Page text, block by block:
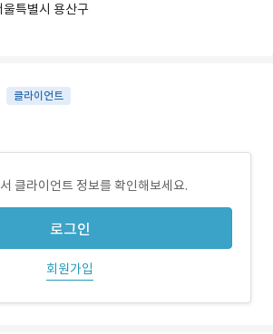
울특별시 용산구
클라이언트
클라이언트 정보를 확인해보세요.
로그인
회원가입